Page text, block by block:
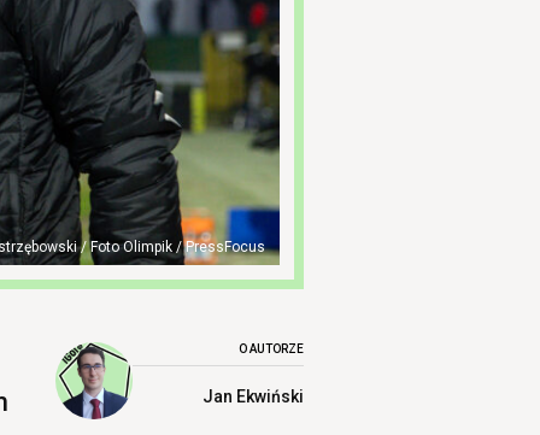
/ Foto Olimpik / PressFocus
O AUTORZE
Jan Ekwiński